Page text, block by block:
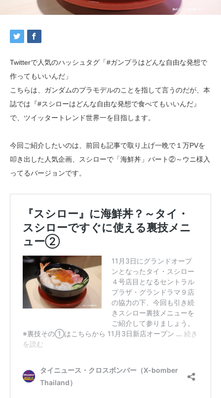
Twitterで人気のハッシュタグ「#ガンプラはどんな自由な発想で
作ってもいいんだ」
こちらは、ガンダムのプラモデルのことを指して言うのだが、本
誌では『#スシローはどんな自由な発想で食べてもいいんだ』
で、ツイッタートレンド世界一を目指します。
今回ご紹介したいのは、前回も記事で取り上げ一晩で１万PVを
叩き出した人気企画、スシローで「海鮮丼」パート②～ウニ様入
ってるバージョンです。